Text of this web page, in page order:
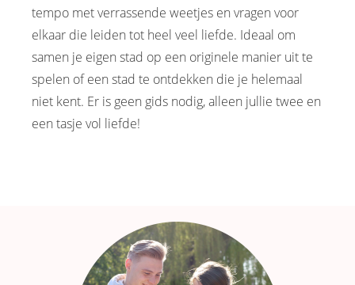
tempo met verrassende weetjes en vragen voor
elkaar die leiden tot heel veel liefde. Ideaal om
samen je eigen stad op een originele manier uit te
spelen of een stad te ontdekken die je helemaal
niet kent. Er is geen gids nodig, alleen jullie twee en
een tasje vol liefde!